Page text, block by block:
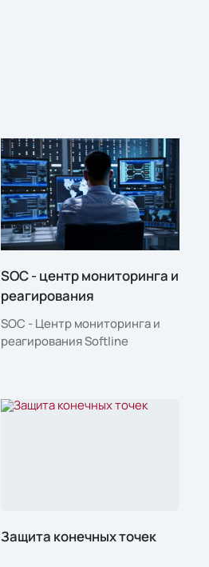
SOC - центр мониторинга и
реагирования
SOC - Центр мониторинга и
реагирования Softline
Защита конечных точек